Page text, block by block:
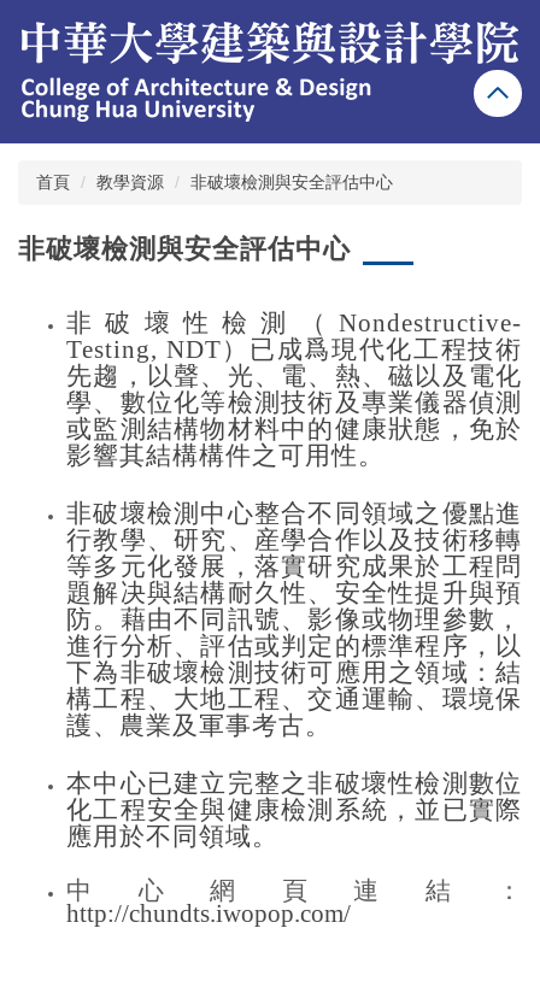
到
要
內
容
首頁 教學資源 非破壞檢測與安全評估中心
非破壞檢測與安全評估中心
非破壞性檢測（Nondestructive-
Testing, NDT）已成爲現代化工程技術
先趨，以聲、光、電、熱、磁以及電化
學、數位化等檢測技術及 專業儀器偵測
或監測結構物材料中的健康狀態，免於
影響其結構構件之可用性。
非破壞檢測中心整合不同領域之優點進
行教學、研究、産學合作以及技術移轉
等多元化發展，落實研究成果於工程問
題解决與結構耐久性、安全性提升與預
防。藉由不同訊號、影像或物理參數，
進行分析、評估或判定的標準程序，以
下為非破壞檢測技術可應用之領域： 結
構工程、大地工程、交通運輸、環境保
護、農業及軍事考古。
本中心已建立完整之非破壞性檢測 數位
化工程安全與健康檢測系統， 並已實際
應用於不同領域。
中心網頁連結：
http://chundts.iwopop.com/